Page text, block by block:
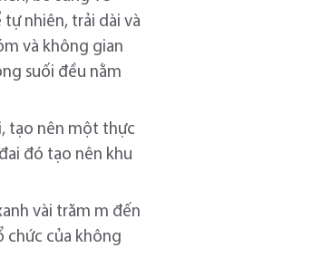
nhiên, trải dài và
và không gian
suối đều nằm
tạo nên một thực
đó tạo nên khu
vài trăm m đến
chức của không